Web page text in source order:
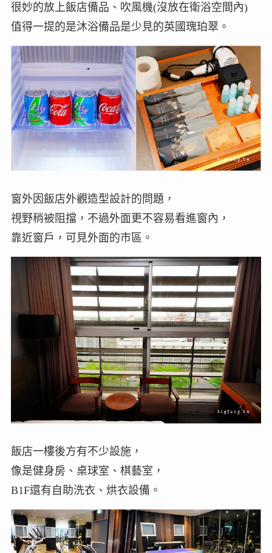
很妙的放上飯店備品、吹風機(沒放在衛浴空間內)
值得一提的是沐浴備品是少見的英國瑰珀翠。
窗外因飯店外觀造型設計的問題，
視野稍被阻擋，不過外面更不容易看進窗內，
靠近窗戶，可見外面的市區。
飯店一樓後方有不少設施，
像是健身房、桌球室、棋藝室，
B1F還有自助洗衣、烘衣設備。